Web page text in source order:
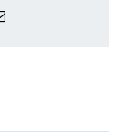
Email